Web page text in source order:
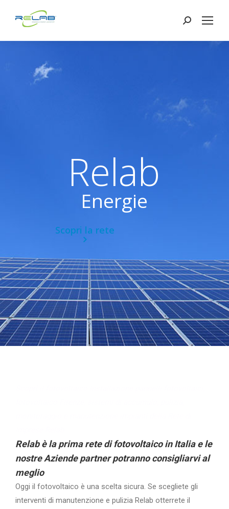
Search:
Relab
Energie
Scopri la rete
Relab è la prima rete di fotovoltaico in Italia e le
nostre Aziende partner potranno consigliarvi al
meglio
Oggi il fotovoltaico è una scelta sicura. Se scegliete gli
interventi di manutenzione e pulizia Relab otterrete il